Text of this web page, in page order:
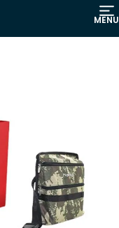
MENU